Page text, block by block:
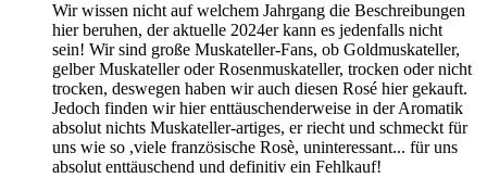
Wir wissen nicht auf welchem Jahrgang die Beschreibungen
hier beruhen, der aktuelle 2024er kann es jedenfalls nicht
sein! Wir sind große Muskateller-Fans, ob Goldmuskateller,
gelber Muskateller oder Rosenmuskateller, trocken oder nicht
trocken, deswegen haben wir auch diesen Rosé hier gekauft.
Jedoch finden wir hier enttäuschenderweise in der Aromatik
absolut nichts Muskateller-artiges, er riecht und schmeckt für
uns wie so ,viele französische Rosè, uninteressant... für uns
absolut enttäuschend und definitiv ein Fehlkauf!